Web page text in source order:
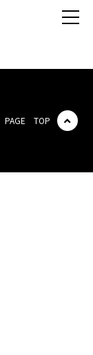
PAGE TOP